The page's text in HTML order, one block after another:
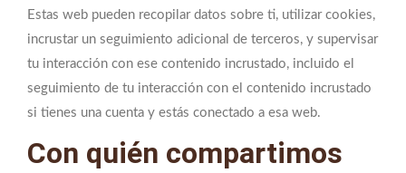
Estas web pueden recopilar datos sobre ti, utilizar cookies,
incrustar un seguimiento adicional de terceros, y supervisar
tu interacción con ese contenido incrustado, incluido el
seguimiento de tu interacción con el contenido incrustado
si tienes una cuenta y estás conectado a esa web.
Con quién compartimos